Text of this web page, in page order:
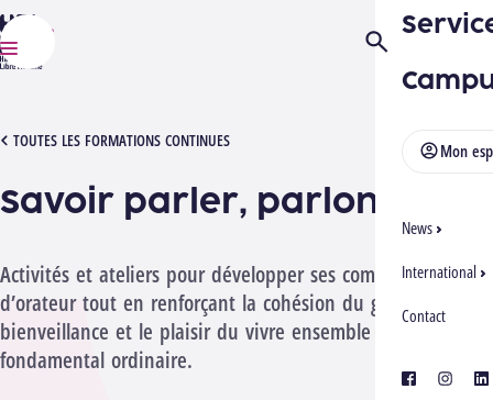
HELMo
Mon
News
International
Contact
facebook
Ouvrir/Fermer
TOUTES LES FORMATIONS CONTINUES
[1042511][2704] SAVOIR PARLER
Savoir parler, parlons-en !
Activités et ateliers pour développer ses compétences
d’orateur tout en renforçant la cohésion du groupe, la
bienveillance et le plaisir du vivre ensemble au
fondamental ordinaire.